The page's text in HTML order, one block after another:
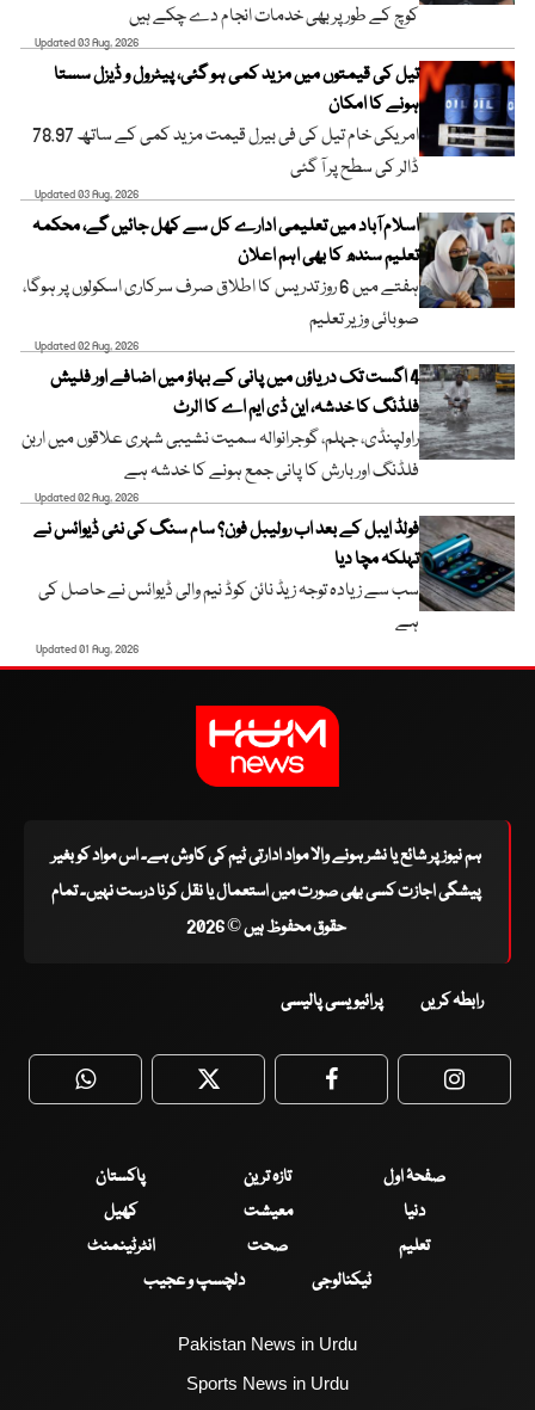
کوچ کے طور پر بھی خدمات انجام دے چکے ہیں
Updated 03 Aug, 2026
تیل کی قیمتوں میں مزید کمی ہو گئی، پیٹرول و ڈیزل سستا
ہونے کا امکان
امریکی خام تیل کی فی بیرل قیمت مزید کمی کے ساتھ 78.97
ڈالر کی سطح پر آ گئی
Updated 03 Aug, 2026
اسلام آباد میں تعلیمی ادارے کل سے کھل جائیں گے، محکمہ
تعلیم سندھ کا بھی اہم اعلان
ہفتے میں 6 روز تدریس کا اطلاق صرف سرکاری اسکولوں پر ہوگا،
صوبائی وزیر تعلیم
Updated 02 Aug, 2026
4 اگست تک دریاؤں میں پانی کے بہاؤ میں اضافے اور فلیش
فلڈنگ کا خدشہ، این ڈی ایم اے کا الرٹ
راولپنڈی، جہلم، گوجرانوالہ سمیت نشیبی شہری علاقوں میں اربن
فلڈنگ اور بارش کا پانی جمع ہونے کا خدشہ ہے
Updated 02 Aug, 2026
فولڈ ایبل کے بعد اب رولیبل فون؟ سام سنگ کی نئی ڈیوائس نے
تہلکہ مچا دیا
سب سے زیادہ توجہ زیڈ نائن کوڈ نیم والی ڈیوائس نے حاصل کی
ہے
Updated 01 Aug, 2026
ہم نیوز پر شائع یا نشر ہونے والا مواد ادارتی ٹیم کی کاوش ہے۔ اس مواد کو بغیر
پیشگی اجازت کسی بھی صورت میں استعمال یا نقل کرنا درست نہیں۔ تمام
حقوق محفوظ ہیں © 2026
رابطہ کریں پرائیویسی پالیسی
WhatsApp Twitter Facebook
صفحۂ اول تازہ ترین
پاکستان
دنیا
معیشت
کھیل
تعلیم
صحت
انٹرٹینمنٹ
ٹیکنالوجی
دلچسپ و عجیب
Pakistan News in Urdu
Sports News in Urdu